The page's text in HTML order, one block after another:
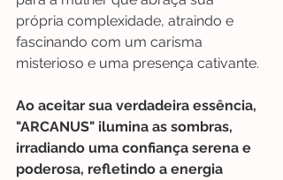
própria complexidade, atraindo e
fascinando com um carisma
misterioso e uma presença cativante.
Ao aceitar sua verdadeira essência,
"ARCANUS" ilumina as sombras,
irradiando uma confiança serena e
poderosa, refletindo a energia